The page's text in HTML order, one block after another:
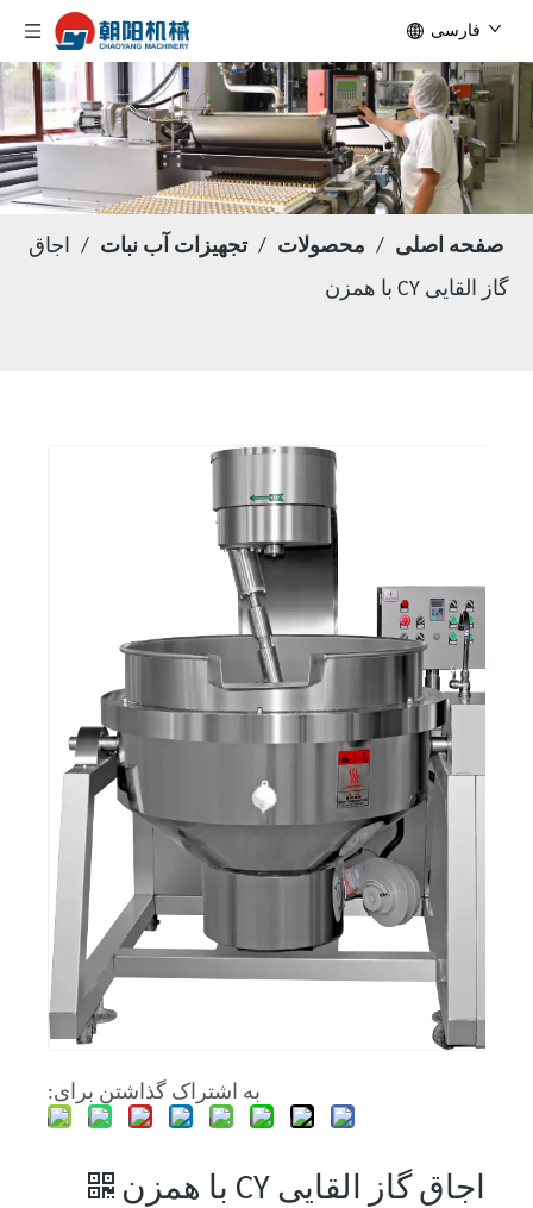
فارسی
صفحه اصلی / محصولات / تجهیزات آب نبات / اجاق
گاز القایی CY با همزن
به اشتراک گذاشتن برای:
اجاق گاز القایی CY با همزن